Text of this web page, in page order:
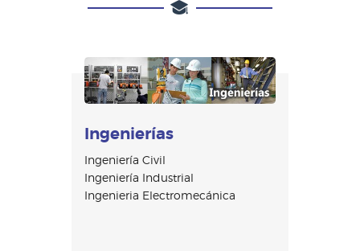
Ingenierías
Ingeniería Civil
Ingeniería Industrial
Ingenieria Electromecánica